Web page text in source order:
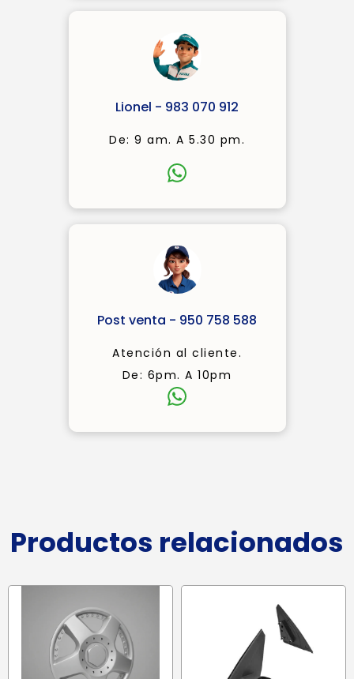
Lionel - 983 070 912
De: 9 am. A 5.30 pm.
Post venta - 950 758 588
Atención al cliente.
De: 6pm. A 10pm
Productos relacionados